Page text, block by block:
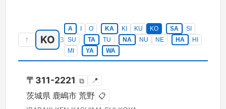
↑ KO 3
A O KA KI KU KO SA
SI
SU
TA TU NA NU NE HA
HI
MI
YA WA
〒 311-2221 ⧉ 📍
茨城県 鹿嶋市 荒野 📋